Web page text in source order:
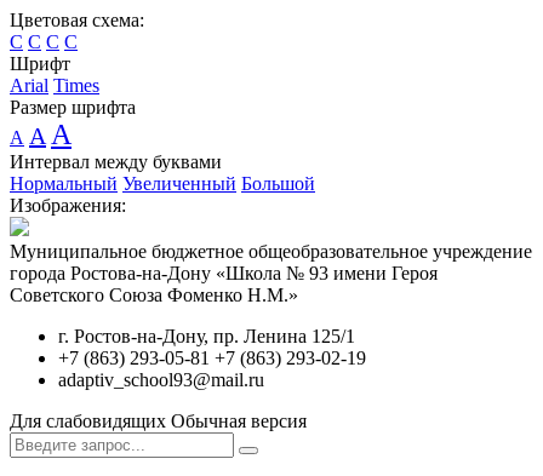
Цветовая схема:
C C C C
Шрифт
Arial Times
Размер шрифта
A A A
Интервал между буквами
Нормальный Увеличенный Большой
Изображения:
Муниципальное бюджетное общеобразовательное учреждение
города Ростова-на-Дону «Школа № 93 имени Героя
Советского Союза Фоменко Н.М.»
г. Ростов-на-Дону, пр. Ленина 125/1
+7 (863) 293-05-81 +7 (863) 293-02-19
adaptiv_school93@mail.ru
Для слабовидящих Обычная версия